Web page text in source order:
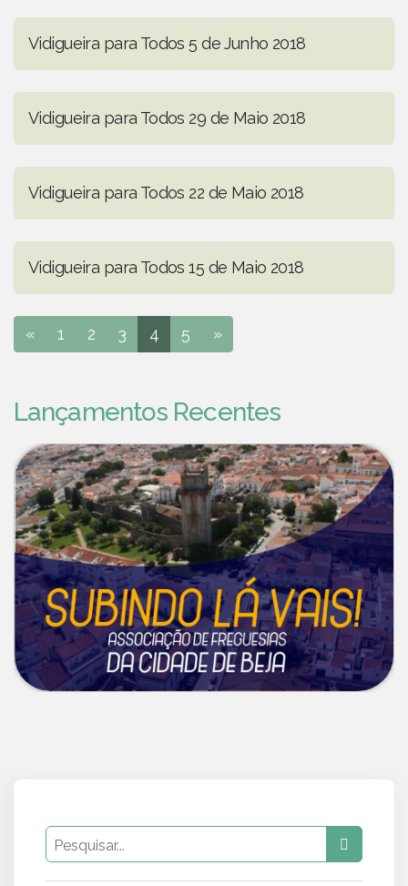
Vidigueira para Todos 5 de Junho 2018
Vidigueira para Todos 29 de Maio 2018
Vidigueira para Todos 22 de Maio 2018
Vidigueira para Todos 15 de Maio 2018
« 1 2 3 4 5 »
Lançamentos Recentes